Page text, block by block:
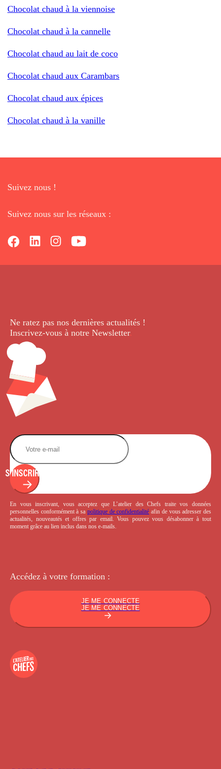
Chocolat chaud à la viennoise
Chocolat chaud à la cannelle
Chocolat chaud au lait de coco
Chocolat chaud aux Carambars
Chocolat chaud aux épices
Chocolat chaud à la vanille
Suivez nous !
Suivez nous sur les réseaux :
Ne ratez pas nos dernières actualités !
Inscrivez-vous à notre Newsletter.
S'INSCRIRE
En vous inscrivant, vous acceptez que L’atelier des Chefs traite vos données
personnelles conformément à sa politique de confidentialité afin de vous adresser des
actualités, nouveautés et offres par email. Vous pouvez vous désabonner à tout
moment grâce au lien inclus dans nos e-mails.
Accédez à votre formation :
JE ME CONNECTE
JE ME CONNECTE